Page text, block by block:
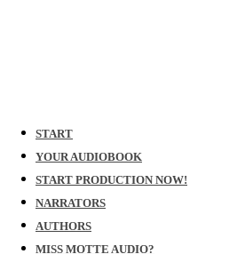
START
YOUR AUDIOBOOK
START PRODUCTION NOW!
NARRATORS
AUTHORS
MISS MOTTE AUDIO?